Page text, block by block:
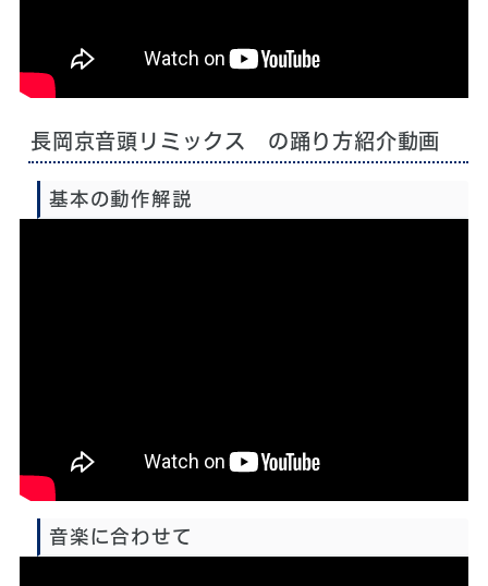
再生時間：約３分
長岡京音頭リミックス の踊り方紹介動画
基本の動作解説
再生時間：約7分
音楽に合わせて